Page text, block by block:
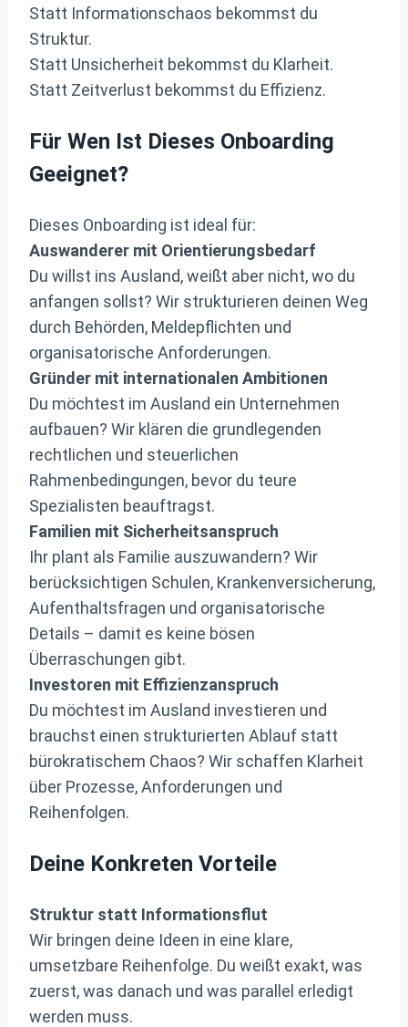
Statt Informationschaos bekommst du
Struktur.
Statt Unsicherheit bekommst du Klarheit.
Statt Zeitverlust bekommst du Effizienz.
Für Wen Ist Dieses Onboarding
Geeignet?
Dieses Onboarding ist ideal für:
Auswanderer mit Orientierungsbedarf
Du willst ins Ausland, weißt aber nicht, wo du
anfangen sollst? Wir strukturieren deinen Weg
durch Behörden, Meldepflichten und
organisatorische Anforderungen.
Gründer mit internationalen Ambitionen
Du möchtest im Ausland ein Unternehmen
aufbauen? Wir klären die grundlegenden
rechtlichen und steuerlichen
Rahmenbedingungen, bevor du teure
Spezialisten beauftragst.
Familien mit Sicherheitsanspruch
Ihr plant als Familie auszuwandern? Wir
berücksichtigen Schulen, Krankenversicherung,
Aufenthaltsfragen und organisatorische
Details – damit es keine bösen
Überraschungen gibt.
Investoren mit Effizienzanspruch
Du möchtest im Ausland investieren und
brauchst einen strukturierten Ablauf statt
bürokratischem Chaos? Wir schaffen Klarheit
über Prozesse, Anforderungen und
Reihenfolgen.
Deine Konkreten Vorteile
Struktur statt Informationsflut
Wir bringen deine Ideen in eine klare,
umsetzbare Reihenfolge. Du weißt exakt, was
zuerst, was danach und was parallel erledigt
werden muss.